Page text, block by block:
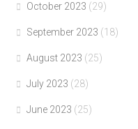
October 2023 (29)
September 2023 (18)
August 2023 (25)
July 2023 (28)
June 2023 (25)